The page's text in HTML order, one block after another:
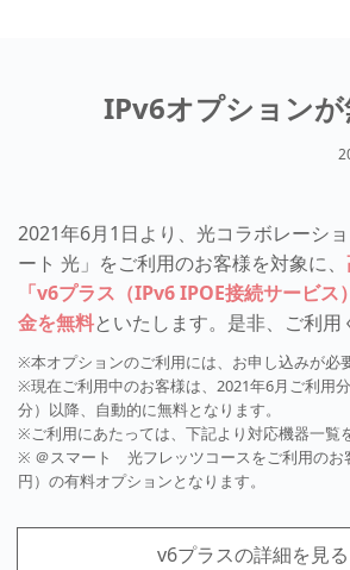
IPv6オプションが
2021年6月1日より、光コラボレーシ
ート 光」をご利用のお客様を対象に、
「v6プラス（IPv6 IPOE接続サービ
金を無料といたします。是非、ご利用
※本オプションのご利用には、お申し込みが必
※現在ご利用中のお客様は、2021年6月ご利用
分）以降、自動的に無料となります。
※ご利用にあたっては、下記より対応機器一覧
※ ＠スマート 光フレッツコースをご利用のお
円）の有料オプションとなります。
v6プラスの詳細を見る